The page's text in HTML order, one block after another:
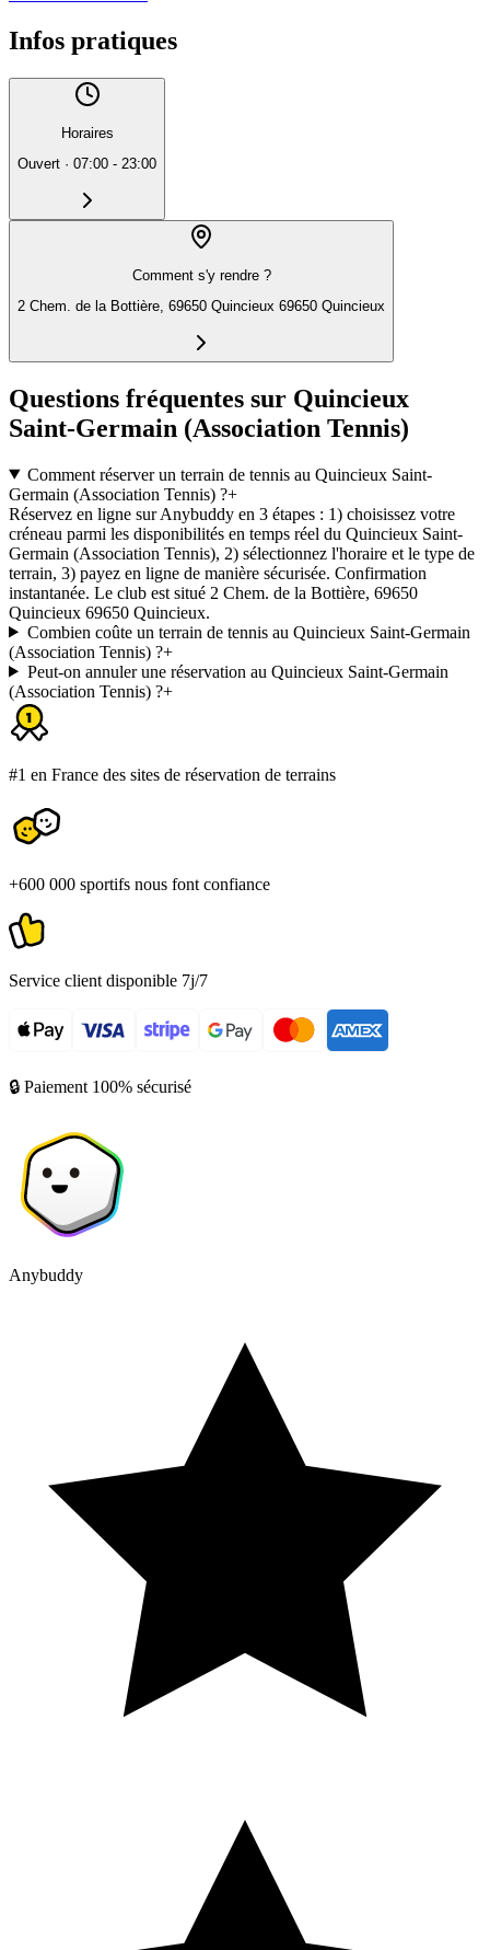
Infos pratiques
Horaires
Ouvert · 07:00 - 23:00
Comment s'y rendre ?
2 Chem. de la Bottière, 69650 Quincieux 69650 Quincieux
Questions fréquentes sur Quincieux
Saint-Germain (Association Tennis)
Comment réserver un terrain de tennis au Quincieux Saint-
Germain (Association Tennis) ?+
Réservez en ligne sur Anybuddy en 3 étapes : 1) choisissez votre
créneau parmi les disponibilités en temps réel du Quincieux Saint-
Germain (Association Tennis), 2) sélectionnez l'horaire et le type de
terrain, 3) payez en ligne de manière sécurisée. Confirmation
instantanée. Le club est situé 2 Chem. de la Bottière, 69650
Quincieux 69650 Quincieux.
Combien coûte un terrain de tennis au Quincieux Saint-Germain
(Association Tennis) ?+
Peut-on annuler une réservation au Quincieux Saint-Germain
(Association Tennis) ?+
#1 en France des sites de réservation de terrains
+600 000 sportifs nous font confiance
Service client disponible 7j/7
🔒 Paiement 100% sécurisé
Anybuddy